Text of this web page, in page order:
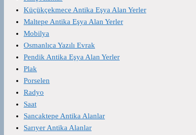
Küçükçekmece Antika Eşya Alan Yerler
Maltepe Antika Eşya Alan Yerler
Mobilya
Osmanlıca Yazılı Evrak
Pendik Antika Eşya Alan Yerler
Plak
Porselen
Radyo
Saat
Sancaktepe Antika Alanlar
Sarıyer Antika Alanlar